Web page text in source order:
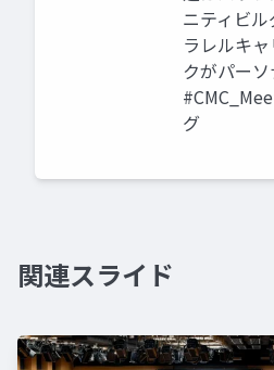
ニティビ
ラレルキ
クがパーソ
グ
関連スライド